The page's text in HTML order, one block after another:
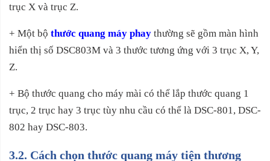
trục X và trục Z.
+ Một bộ thước quang máy phay thường sẽ gồm màn hình
hiển thị số DSC803M và 3 thước tương ứng với 3 trục X, Y,
Z.
+ Bộ thước quang cho máy mài có thể lắp thước quang 1
trục, 2 trục hay 3 trục tùy nhu cầu có thể là DSC-801, DSC-
802 hay DSC-803.
3.2. Cách chọn thước quang máy tiện thương